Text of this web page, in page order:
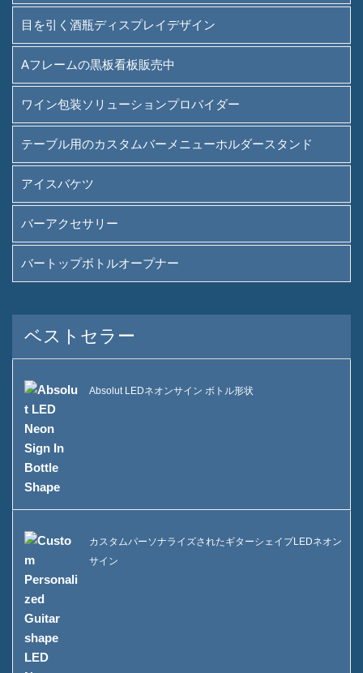
テーブル用のカスタムバーメ
ニューホルダースタンド
アイスバケツ
概要
私たちが誰であるか
運用
持続可能性
カタログ
事件
ケースE LEDスクーアアイス
ケースD X形状レジンディスプ
レイ
ケースC ローリングアイスク
ーラー
ケースBのLEDアイスバケツ
目を引く酒瓶ディスプレイデザイン
Aフレームの黒板看板販売中
ワイン包装ソリューションプロバイダー
テーブル用のカスタムバーメニューホルダースタンド
アイスバケツ
バーアクセサリー
バートップボトルオープナー
ベストセラー
Absolut LEDネオンサイン ボトル形状
カスタムパーソナライズされたギターシェイプLEDネオン
サイン